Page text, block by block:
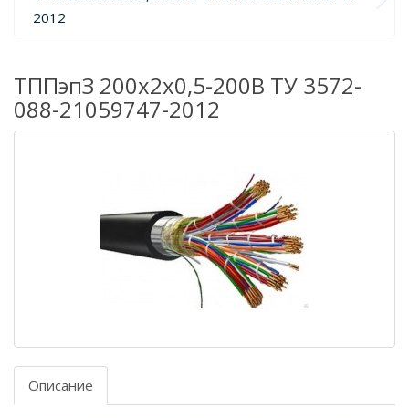
2012
ТППэпЗ 200х2х0,5-200В ТУ 3572-
088-21059747-2012
Описание